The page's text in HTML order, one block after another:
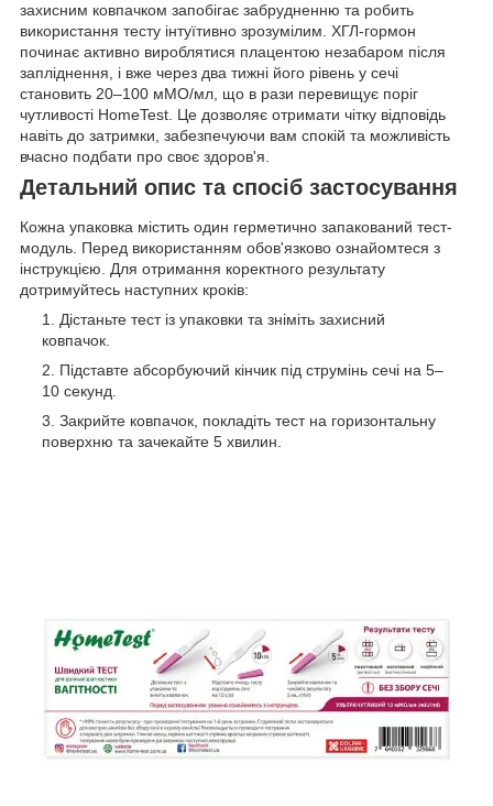
захисним ковпачком запобігає забрудненню та робить
використання тесту інтуїтивно зрозумілим. ХГЛ-гормон
починає активно вироблятися плацентою незабаром після
запліднення, і вже через два тижні його рівень у сечі
становить 20–100 мМО/мл, що в рази перевищує поріг
чутливості HomeTest. Це дозволяє отримати чітку відповідь
навіть до затримки, забезпечуючи вам спокій та можливість
вчасно подбати про своє здоров'я.
Детальний опис та спосіб застосування
Кожна упаковка містить один герметично запакований тест-
модуль. Перед використанням обов'язково ознайомтеся з
інструкцією. Для отримання коректного результату
дотримуйтесь наступних кроків:
Дістаньте тест із упаковки та зніміть захисний
ковпачок.
Підставте абсорбуючий кінчик під струмінь сечі на 5–
10 секунд.
Закрийте ковпачок, покладіть тест на горизонтальну
поверхню та зачекайте 5 хвилин.